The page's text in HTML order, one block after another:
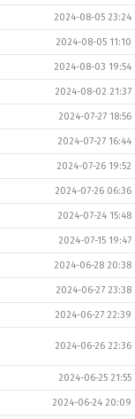
2024-08-05 23:24
2024-08-05 11:10
2024-08-03 19:54
2024-08-02 21:37
2024-07-27 18:56
2024-07-27 16:44
2024-07-26 19:52
2024-07-26 06:36
2024-07-24 15:48
2024-07-15 19:47
2024-06-28 20:38
2024-06-27 23:38
2024-06-27 22:39
2024-06-26 22:36
2024-06-25 21:55
2024-06-24 20:09